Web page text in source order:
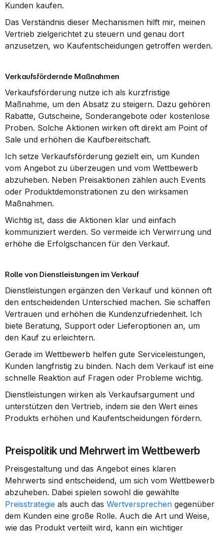
Kunden kaufen.
Das Verständnis dieser Mechanismen hilft mir, meinen
Vertrieb zielgerichtet zu steuern und genau dort
anzusetzen, wo Kaufentscheidungen getroffen werden.
Verkaufsfördernde Maßnahmen
Verkaufsförderung nutze ich als kurzfristige
Maßnahme, um den Absatz zu steigern. Dazu gehören
Rabatte, Gutscheine, Sonderangebote oder kostenlose
Proben. Solche Aktionen wirken oft direkt am Point of
Sale und erhöhen die Kaufbereitschaft.
Ich setze Verkaufsförderung gezielt ein, um Kunden
vom Angebot zu überzeugen und vom Wettbewerb
abzuheben. Neben Preisaktionen zählen auch Events
oder Produktdemonstrationen zu den wirksamen
Maßnahmen.
Wichtig ist, dass die Aktionen klar und einfach
kommuniziert werden. So vermeide ich Verwirrung und
erhöhe die Erfolgschancen für den Verkauf.
Rolle von Dienstleistungen im Verkauf
Dienstleistungen ergänzen den Verkauf und können oft
den entscheidenden Unterschied machen. Sie schaffen
Vertrauen und erhöhen die Kundenzufriedenheit. Ich
biete Beratung, Support oder Lieferoptionen an, um
den Kauf zu erleichtern.
Gerade im Wettbewerb helfen gute Serviceleistungen,
Kunden langfristig zu binden. Nach dem Verkauf ist eine
schnelle Reaktion auf Fragen oder Probleme wichtig.
Dienstleistungen wirken als Verkaufsargument und
unterstützen den Vertrieb, indem sie den Wert eines
Produkts erhöhen und Kaufentscheidungen fördern.
Preispolitik und Mehrwert im Wettbewerb
Preisgestaltung und das Angebot eines klaren
Mehrwerts sind entscheidend, um sich vom Wettbewerb
Preisstrategie als auch das Wertversprechen gegenüber
dem Kunden eine große Rolle. Auch die Art und Weise,
wie das Produkt verteilt wird, kann ein wichtiger